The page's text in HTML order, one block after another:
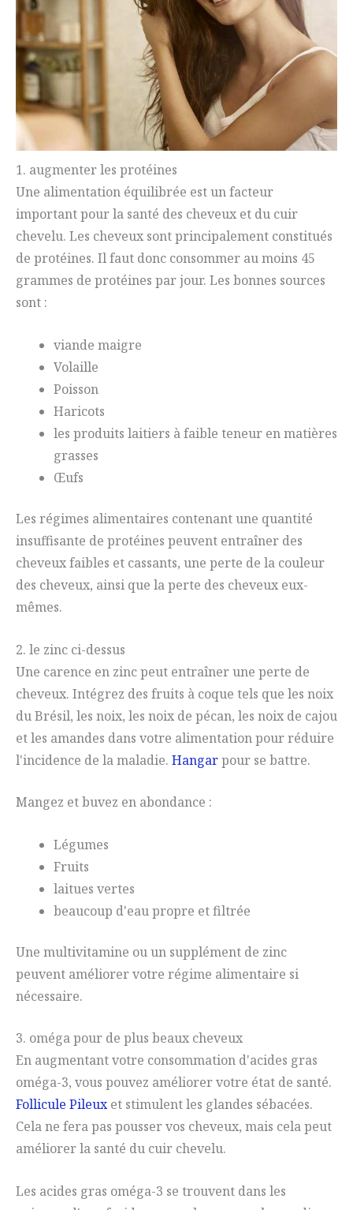
1. augmenter les protéines
Une alimentation équilibrée est un facteur
important pour la santé des cheveux et du cuir
chevelu. Les cheveux sont principalement constitués
de protéines. Il faut donc consommer au moins 45
grammes de protéines par jour. Les bonnes sources
sont :
viande maigre
Volaille
Poisson
Haricots
les produits laitiers à faible teneur en matières
grasses
Œufs
Les régimes alimentaires contenant une quantité
insuffisante de protéines peuvent entraîner des
cheveux faibles et cassants, une perte de la couleur
des cheveux, ainsi que la perte des cheveux eux-
mêmes.
2. le zinc ci-dessus
Une carence en zinc peut entraîner une perte de
cheveux. Intégrez des fruits à coque tels que les noix
du Brésil, les noix, les noix de pécan, les noix de cajou
et les amandes dans votre alimentation pour réduire
l'incidence de la maladie. Hangarpour se battre.
Mangez et buvez en abondance :
Légumes
Fruits
laitues vertes
beaucoup d'eau propre et filtrée
Une multivitamine ou un supplément de zinc
peuvent améliorer votre régime alimentaire si
nécessaire.
3. oméga pour de plus beaux cheveux
En augmentant votre consommation d'acides gras
oméga-3, vous pouvez améliorer votre état de santé.
Follicule Pileuxet stimulent les glandes sébacées.
Cela ne fera pas pousser vos cheveux, mais cela peut
améliorer la santé du cuir chevelu.
Les acides gras oméga-3 se trouvent dans les